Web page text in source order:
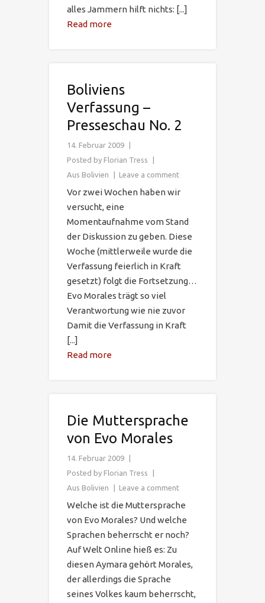
alles Jammern hilft nichts: [...]
Read more
Boliviens
Verfassung –
Presseschau No. 2
14. Februar 2009
Posted by Florian Tress
Aus Bolivien
Leave a comment
Vor zwei Wochen haben wir
versucht, eine
Momentaufnahme vom Stand
der Diskussion zu geben. Diese
Woche (mittlerweile wurde die
Verfassung feierlich in Kraft
gesetzt) folgt die Fortsetzung…
Evo Morales trägt so viel
Verantwortung wie nie zuvor
Damit die Verfassung in Kraft
[...]
Read more
Die Muttersprache
von Evo Morales
14. Februar 2009
Posted by Florian Tress
Aus Bolivien
Leave a comment
Welche ist die Muttersprache
von Evo Morales? Und welche
Sprachen beherrscht er noch?
Auf Welt Online hieß es: Zu
diesen Aymara gehört Morales,
der allerdings die Sprache
seines Volkes kaum beherrscht,